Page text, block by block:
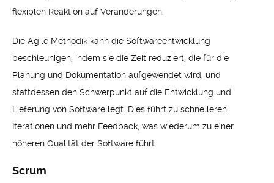
flexiblen Reaktion auf Veränderungen.
Die Agile Methodik kann die Softwareentwicklung
beschleunigen, indem sie die Zeit reduziert, die für die
Planung und Dokumentation aufgewendet wird, und
stattdessen den Schwerpunkt auf die Entwicklung und
Lieferung von Software legt. Dies führt zu schnelleren
Iterationen und mehr Feedback, was wiederum zu einer
höheren Qualität der Software führt.
Scrum